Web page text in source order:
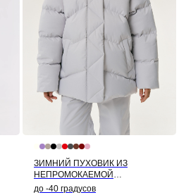
ЗИМНИЙ ПУХОВИК ИЗ
НЕПРОМОКАЕМОЙ
МЕМБРАНЫ КОЛОР-БЛОК
до -40 градусов